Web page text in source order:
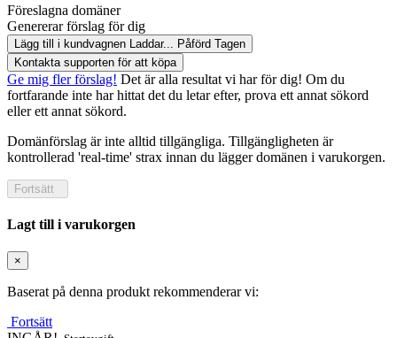
Föreslagna domäner
Genererar förslag för dig
Lägg till i kundvagnen Laddar... Påförd Tagen
Kontakta supporten för att köpa
Ge mig fler förslag! Det är alla resultat vi har för dig! Om du
fortfarande inte har hittat det du letar efter, prova ett annat sökord
eller ett annat sökord.
Domänförslag är inte alltid tillgängliga. Tillgängligheten är
kontrollerad 'real-time' strax innan du lägger domänen i varukorgen.
Lagt till i varukorgen
×
Baserat på denna produkt rekommenderar vi:
Fortsätt